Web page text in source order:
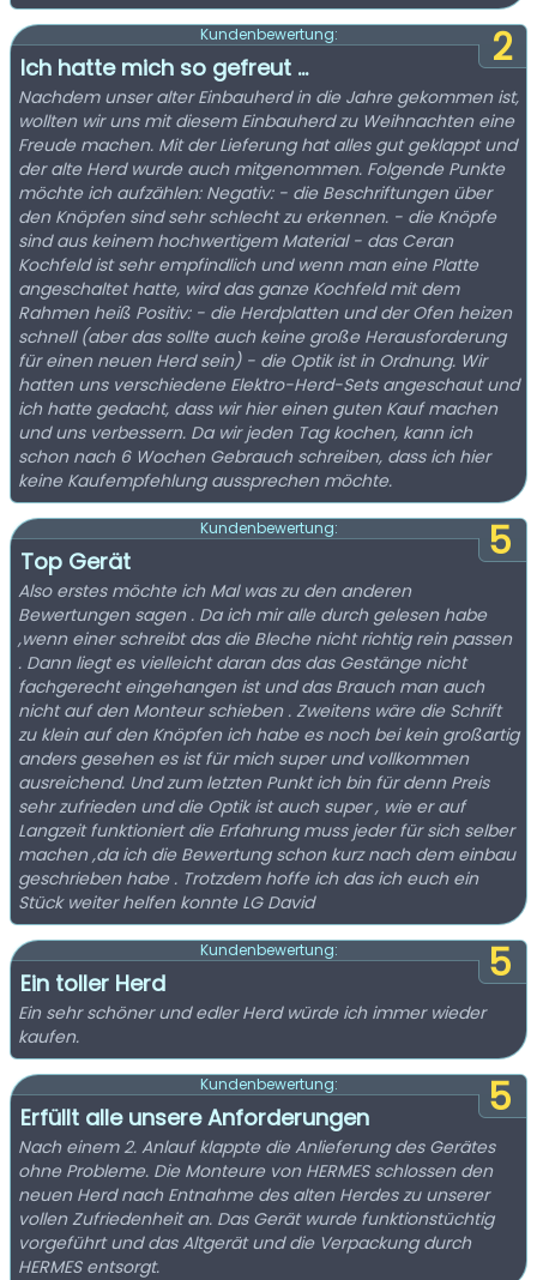
2
Kundenbewertung:
Ich hatte mich so gefreut ...
Nachdem unser alter Einbauherd in die Jahre gekommen ist,
wollten wir uns mit diesem Einbauherd zu Weihnachten eine
Freude machen. Mit der Lieferung hat alles gut geklappt und
der alte Herd wurde auch mitgenommen. Folgende Punkte
möchte ich aufzählen: Negativ: - die Beschriftungen über
den Knöpfen sind sehr schlecht zu erkennen. - die Knöpfe
sind aus keinem hochwertigem Material - das Ceran
Kochfeld ist sehr empfindlich und wenn man eine Platte
angeschaltet hatte, wird das ganze Kochfeld mit dem
Rahmen heiß Positiv: - die Herdplatten und der Ofen heizen
schnell (aber das sollte auch keine große Herausforderung
für einen neuen Herd sein) - die Optik ist in Ordnung. Wir
hatten uns verschiedene Elektro-Herd-Sets angeschaut und
ich hatte gedacht, dass wir hier einen guten Kauf machen
und uns verbessern. Da wir jeden Tag kochen, kann ich
schon nach 6 Wochen Gebrauch schreiben, dass ich hier
keine Kaufempfehlung aussprechen möchte.
5
Kundenbewertung:
Top Gerät
Also erstes möchte ich Mal was zu den anderen
Bewertungen sagen . Da ich mir alle durch gelesen habe
,wenn einer schreibt das die Bleche nicht richtig rein passen
. Dann liegt es vielleicht daran das das Gestänge nicht
fachgerecht eingehangen ist und das Brauch man auch
nicht auf den Monteur schieben . Zweitens wäre die Schrift
zu klein auf den Knöpfen ich habe es noch bei kein großartig
anders gesehen es ist für mich super und vollkommen
ausreichend. Und zum letzten Punkt ich bin für denn Preis
sehr zufrieden und die Optik ist auch super , wie er auf
Langzeit funktioniert die Erfahrung muss jeder für sich selber
machen ,da ich die Bewertung schon kurz nach dem einbau
geschrieben habe . Trotzdem hoffe ich das ich euch ein
Stück weiter helfen konnte LG David
5
Kundenbewertung:
Ein toller Herd
Ein sehr schöner und edler Herd würde ich immer wieder
kaufen.
5
Kundenbewertung:
Erfüllt alle unsere Anforderungen
Nach einem 2. Anlauf klappte die Anlieferung des Gerätes
ohne Probleme. Die Monteure von HERMES schlossen den
neuen Herd nach Entnahme des alten Herdes zu unserer
vollen Zufriedenheit an. Das Gerät wurde funktionstüchtig
vorgeführt und das Altgerät und die Verpackung durch
HERMES entsorgt.